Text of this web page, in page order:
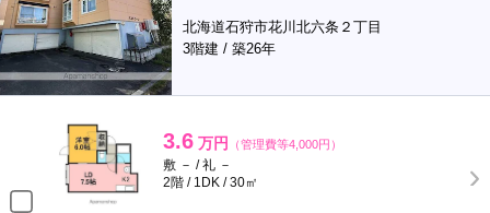
北海道石狩市花川北六条２丁目
3階建 / 築26年
3.6 万円 （管理費等4,000円）
敷 － / 礼 －
2階 / 1DK / 30㎡